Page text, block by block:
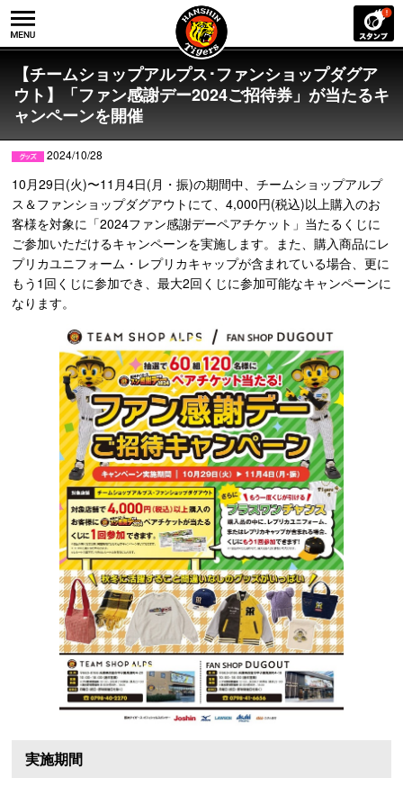
【チームショップアルプス･ファンショップダグア
ウト】「ファン感謝デー2024ご招待券」が当たるキ
ャンペーンを開催
2024/10/28
10月29日(火)〜11月4日(月・振)の期間中、チームショップアルプ
ス＆ファンショップダグアウトにて、4,000円(税込)以上購入のお
客様を対象に「2024ファン感謝デーペアチケット」当たるくじに
ご参加いただけるキャンペーンを実施します。また、購入商品にレ
プリカユニフォーム・レプリカキャップが含まれている場合、更に
もう1回くじに参加でき、最大2回くじに参加可能なキャンペーンに
なります。
実施期間